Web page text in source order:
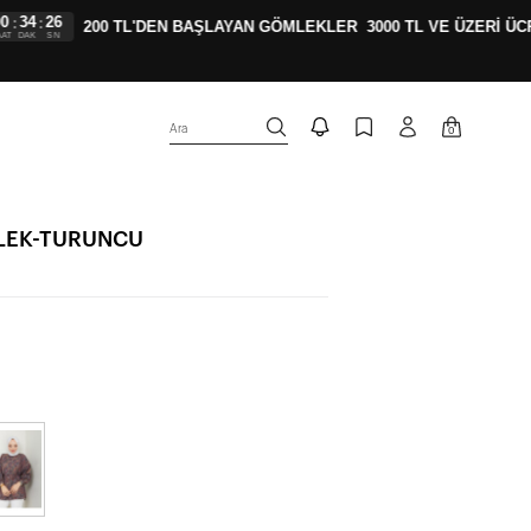
: 25
SN 200 TL'DEN BAŞLAYAN GÖMLEKLER 3000 TL VE ÜZERİ
Ara 0
TURUNCU